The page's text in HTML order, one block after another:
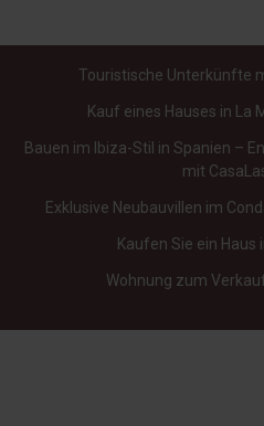
Touristische Unterkünfte
Kauf eines Hauses in La
Bauen im Ibiza-Stil in Spanien –
mit
Exklusive Neubauvillen im
Kaufen Sie ein Haus
Wohnung zum